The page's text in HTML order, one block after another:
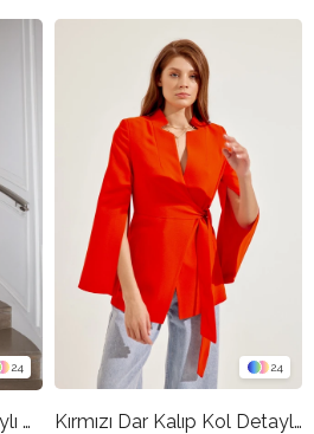
24
Ekru Dar Kalıp Kol Detaylı Belde Bağlama Detaylı Ceket
24
Kırmızı Dar Kalıp Kol Detaylı Belde Bağlama Detaylı Ceket